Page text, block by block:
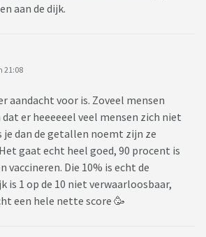
aan de dijk.
21:08
aandacht voor is. Zoveel mensen
er heeeeeel veel mensen zich niet
je dan de getallen noemt zijn ze
gaat echt heel goed, 90 procent is
vaccineren. Die 10% is echt de
is 1 op de 10 niet verwaarloosbaar,
een hele nette score 🥳